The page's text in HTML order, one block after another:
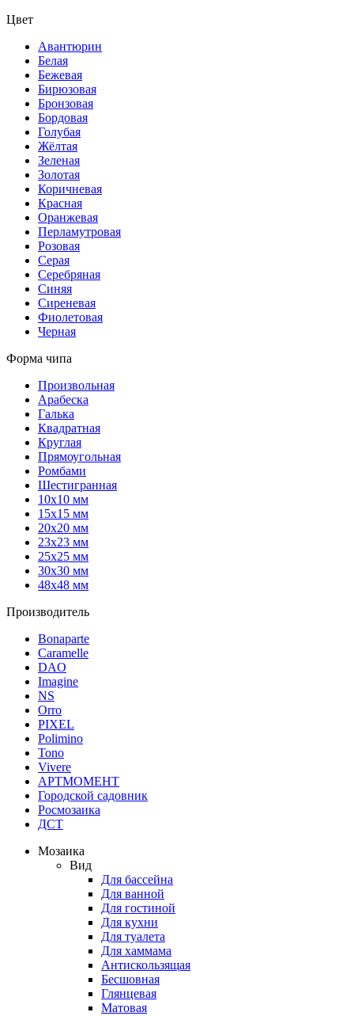
Цвет
Авантюрин
Белая
Бежевая
Бирюзовая
Бронзовая
Бордовая
Голубая
Жёлтая
Зеленая
Золотая
Коричневая
Красная
Оранжевая
Перламутровая
Розовая
Серая
Серебряная
Синяя
Сиреневая
Фиолетовая
Черная
Форма чипа
Произвольная
Арабеска
Галька
Квадратная
Круглая
Прямоугольная
Ромбами
Шестигранная
10х10 мм
15х15 мм
20х20 мм
23х23 мм
25х25 мм
30х30 мм
48х48 мм
Производитель
Bonaparte
Caramelle
DAO
Imagine
NS
Orro
PIXEL
Polimino
Tono
Vivere
АРТМОМЕНТ
Городской садовник
Росмозаика
ДСТ
Мозаика
Вид
Для бассейна
Для ванной
Для гостиной
Для кухни
Для туалета
Для хаммама
Антискользящая
Бесшовная
Глянцевая
Матовая